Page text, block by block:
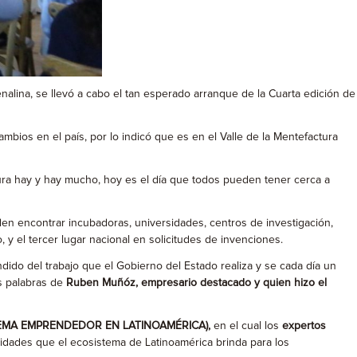
se llevó a cabo el tan esperado arranque de la Cuarta edición de
en el país, por lo indicó que es en el Valle de la Mentefactura
hay y hay mucho, hoy es el día que todos pueden tener cerca a
encontrar incubadoras, universidades, centros de investigación,
y el tercer lugar nacional en solicitudes de invenciones.
del trabajo que el Gobierno del Estado realiza y se cada día un
palabras de Ruben Muñóz, empresario destacado y quien hizo el
EMPRENDEDOR EN LATINOAMÉRICA), en el cual los expertos
que el ecosistema de Latinoamérica brinda para los